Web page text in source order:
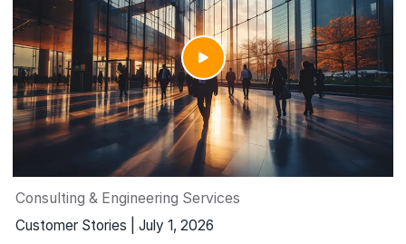
Consulting & Engineering Services
Customer Stories | July 1, 2026